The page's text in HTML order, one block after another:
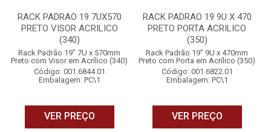
RACK PADRAO 19 7UX570
PRETO VISOR ACRILICO
(340)
Rack Padrão 19” 7U x 570mm
Preto com Visor em Acrílico (340)
Código: 001.6844.01
Embalagem: PC\1
VER PREÇO
RACK PADRAO 19 9U X 470
PRETO PORTA ACRILICO
(350)
Rack Padrão 19” 9U x 470mm
Preto com Porta em Acrílico (350)
Código: 001.6822.01
Embalagem: PC\1
VER PREÇO